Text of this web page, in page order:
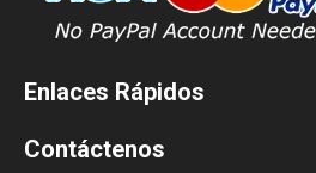
Enlaces Rápidos
Contáctenos